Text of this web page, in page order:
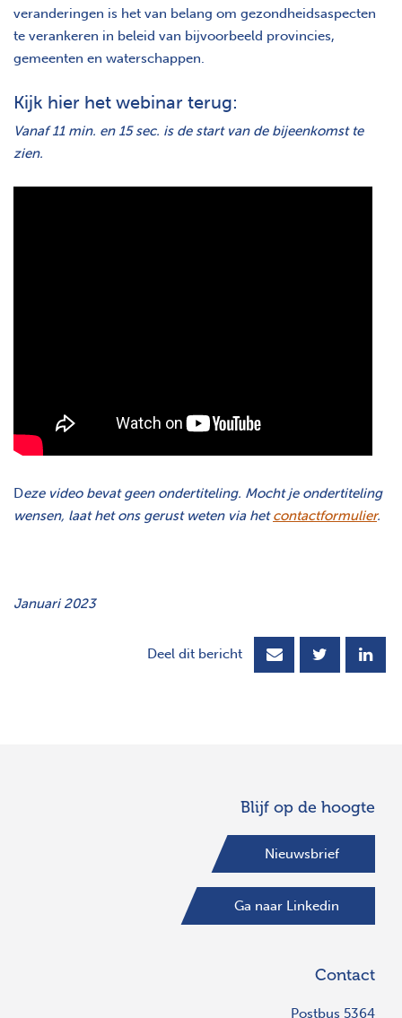
veranderingen is het van belang om gezondheidsaspecten
te verankeren in beleid van bijvoorbeeld provincies,
gemeenten en waterschappen.
Kijk hier het webinar terug:
Vanaf 11 min. en 15 sec. is de start van de bijeenkomst te
zien.
Deze video bevat geen ondertiteling. Mocht je ondertiteling
wensen, laat het ons gerust weten via hetcontactformulier.
Januari 2023
Deel dit bericht
Blijf op de hoogte
Nieuwsbrief
Ga naar Linkedin
Contact
Postbus 5364